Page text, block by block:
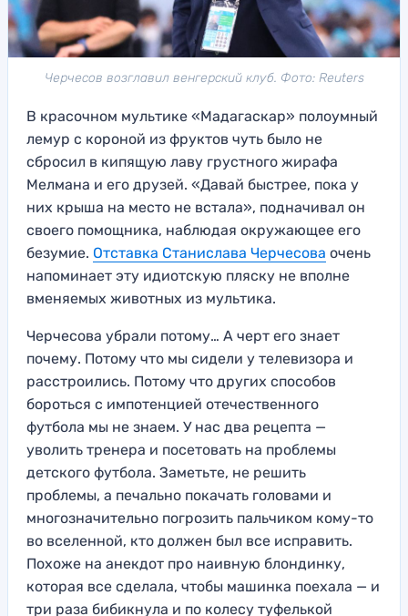
Черчесов возглавил венгерский клуб. Фото: Reuters
В красочном мультике «Мадагаскар» полоумный
лемур с короной из фруктов чуть было не
сбросил в кипящую лаву грустного жирафа
Мелмана и его друзей. «Давай быстрее, пока у
них крыша на место не встала», подначивал он
своего помощника, наблюдая окружающее его
безумие. Отставка Станислава Черчесова очень
напоминает эту идиотскую пляску не вполне
вменяемых животных из мультика.
Черчесова убрали потому… А черт его знает
почему. Потому что мы сидели у телевизора и
расстроились. Потому что других способов
бороться с импотенцией отечественного
футбола мы не знаем. У нас два рецепта —
уволить тренера и посетовать на проблемы
детского футбола. Заметьте, не решить
проблемы, а печально покачать головами и
многозначительно погрозить пальчиком кому-то
во вселенной, кто должен был все исправить.
Похоже на анекдот про наивную блондинку,
которая все сделала, чтобы машинка поехала — и
три раза бибикнула и по колесу туфелькой